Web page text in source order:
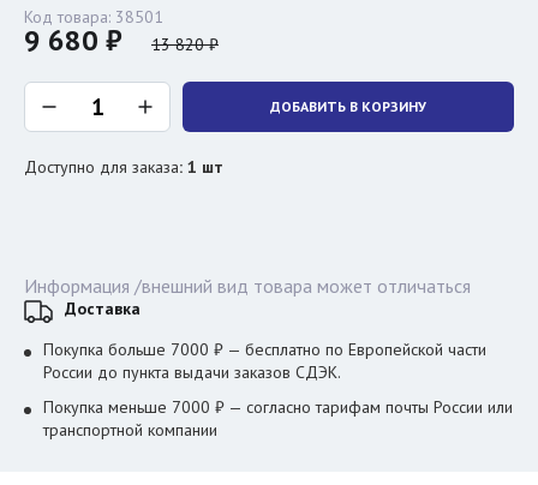
Код товара: 38501
9 680 ₽ 13 820 ₽
ДОБАВИТЬ В КОРЗИНУ
Доступно для заказа: 1 шт
Информация /внешний вид товара может отличаться
Доставка
Покупка больше 7000 ₽ — бесплатно по Европейской части
России до пункта выдачи заказов СДЭК.
Покупка меньше 7000 ₽ — согласно тарифам почты России или
транспортной компании